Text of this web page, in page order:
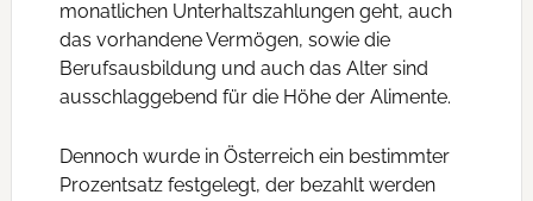
monatlichen Unterhaltszahlungen geht, auch
das vorhandene Vermögen, sowie die
Berufsausbildung und auch das Alter sind
ausschlaggebend für die Höhe der Alimente.
Dennoch wurde in Österreich ein bestimmter
Prozentsatz festgelegt, der bezahlt werden